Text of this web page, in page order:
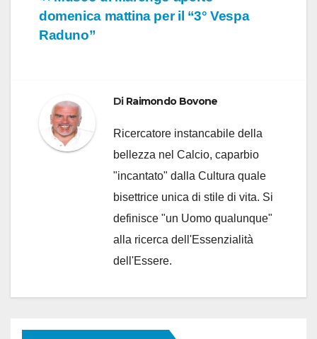
articoli
domenica mattina per il “3° Vespa
Raduno”
Di Raimondo Bovone
Ricercatore instancabile della
bellezza nel Calcio, caparbio
"incantato" dalla Cultura quale
bisettrice unica di stile di vita. Si
definisce "un Uomo qualunque"
alla ricerca dell'Essenzialità
dell'Essere.